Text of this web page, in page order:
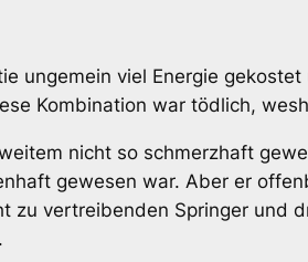
ungemein viel Energie
Kombination war tödlich,
nicht so schmerzhaft
gewesen war. Aber er
zu vertreibenden Springer und